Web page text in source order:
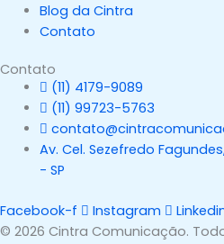
Blog da Cintra
Contato
Contato
(11) 4179-9089
(11) 99723-5763
Av. Cel. Sezefredo
- SP
Facebook-f Instagram
© 2026 Cintra Comunicação.